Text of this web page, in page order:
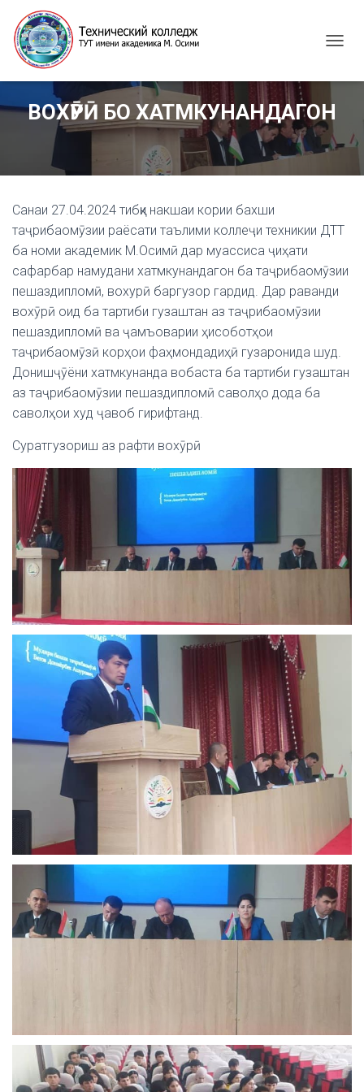
G
N
V
A
O
ВОХӮРӢ БО ХАТМКУНАНДАГОН
Санаи 27.04.2024 тибқи накшаи кории бахши
таҷрибаомӯзии раёсати таълими коллеҷи техникии ДТТ
ба номи академик М.Осимӣ дар муассиса ҷиҳати
сафарбар намудани хатмкунандагон ба таҷрибаомӯзии
пешаздипломӣ, вохурӣ баргузор гардид. Дар раванди
вохӯрӣ оид ба тартиби гузаштан аз таҷрибаомӯзии
пешаздипломӣ ва ҷамъоварии ҳисоботҳои
таҷрибаомӯзӣ корҳои фаҳмондадиҳӣ гузаронида шуд.
Донишҷӯёни хатмкунанда вобаста ба тартиби гузаштан
аз таҷрибаомӯзии пешаздипломӣ саволҳо дода ба
саволҳои худ ҷавоб гирифтанд.
Суратгузориш аз рафти вохӯрӣ